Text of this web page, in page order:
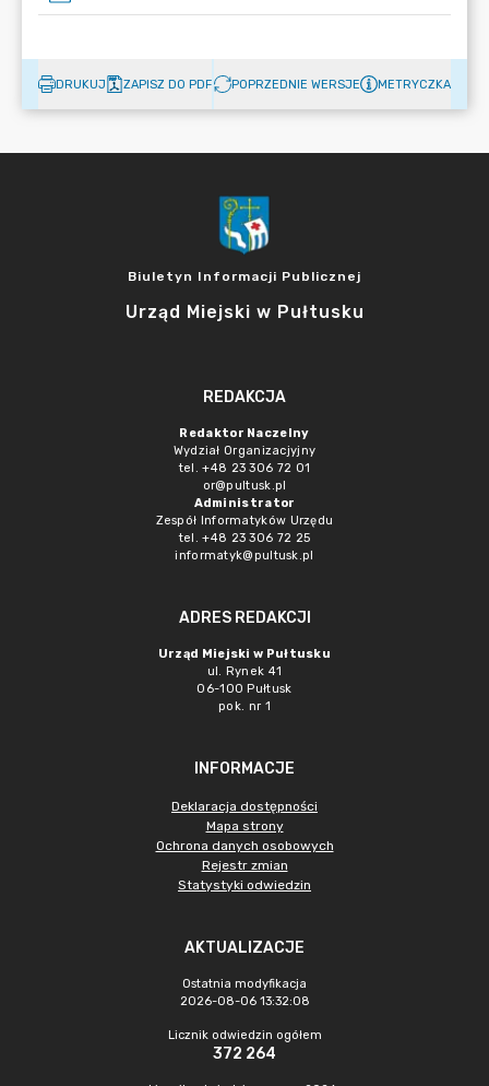
DRUKUJ ZAPISZ DO PDF POPRZEDNIE WERSJE METRYCZKA
Biuletyn Informacji Publicznej
Urząd Miejski w Pułtusku
REDAKCJA
Redaktor Naczelny
Wydział Organizacjyjny
tel. +48 23 306 72 01
or@pultusk.pl
Administrator
Zespół Informatyków Urzędu
tel. +48 23 306 72 25
informatyk@pultusk.pl
ADRES REDAKCJI
Urząd Miejski w Pułtusku
ul. Rynek 41
06-100 Pułtusk
pok. nr 1
INFORMACJE
Deklaracja dostępności
Mapa strony
Ochrona danych osobowych
Rejestr zmian
Statystyki odwiedzin
AKTUALIZACJE
Ostatnia modyfikacja
2026-08-06 13:32:08
Licznik odwiedzin ogółem
372 264